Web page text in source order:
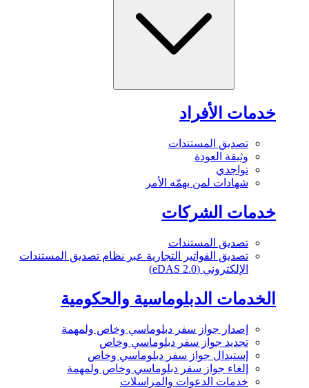
خدمات الأفراد
تصديق المستندات
وثيقة العودة
تواجدي
شهادات لمن يهمّه الأمر
خدمات الشركات
تصديق المستندات
تصديق الفواتير التجارية عبر نظام تصديق المستندات
الإلكتروني (eDAS 2.0)
الخدمات الدبلوماسية والحكومية
إصدار جواز سفر دبلوماسي وخاص ولمهمة
تجديد جواز سفر دبلوماسي وخاص
إستبدال جواز سفر دبلوماسي وخاص
إلغاء جواز سفر دبلوماسي وخاص ولمهمة
خدمات الدعوات والمراسلات